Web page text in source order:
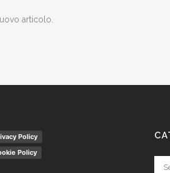
articolo.
Policy
Policy